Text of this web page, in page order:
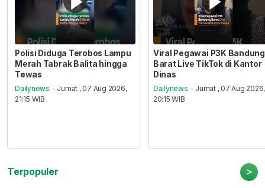
Polisi Diduga Terobos Lampu
Merah Tabrak Balita hingga
Tewas
Dailynews - Jumat , 07 Aug 2026,
21:15 WIB
Viral Pegawai P3K Bandung
Barat Live TikTok di Kantor
Dinas
Dailynews - Jumat , 07 Aug 2026,
20:15 WIB
Terpopuler >